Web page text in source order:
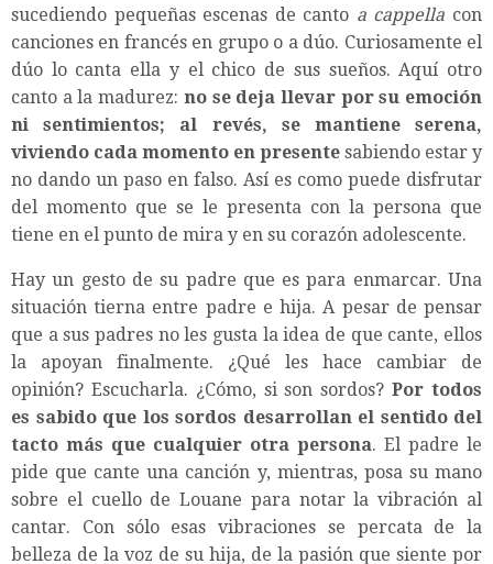
sucediendo pequeñas escenas de canto a cappella con
canciones en francés en grupo o a dúo. Curiosamente el
dúo lo canta ella y el chico de sus sueños. Aquí otro
canto a la madurez: no se deja llevar por su emoción
ni sentimientos; al revés, se mantiene serena,
viviendo cada momento en presente sabiendo estar y
no dando un paso en falso. Así es como puede disfrutar
del momento que se le presenta con la persona que
tiene en el punto de mira y en su corazón adolescente.
Hay un gesto de su padre que es para enmarcar. Una
situación tierna entre padre e hija. A pesar de pensar
que a sus padres no les gusta la idea de que cante, ellos
la apoyan finalmente. ¿Qué les hace cambiar de
opinión? Escucharla. ¿Cómo, si son sordos? Por todos
es sabido que los sordos desarrollan el sentido del
tacto más que cualquier otra persona. El padre le
pide que cante una canción y, mientras, posa su mano
sobre el cuello de Louane para notar la vibración al
cantar. Con sólo esas vibraciones se percata de la
belleza de la voz de su hija, de la pasión que siente por